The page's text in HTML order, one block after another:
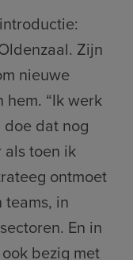
Zijn
nieuwe
“Ik werk
dat nog
als toen ik
ontmoet
in
En in
bezig met